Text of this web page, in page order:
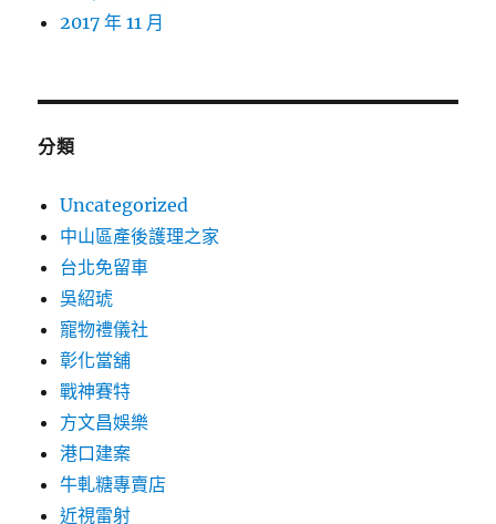
2017 年 11 月
分類
Uncategorized
中山區產後護理之家
台北免留車
吳紹琥
寵物禮儀社
彰化當舖
戰神賽特
方文昌娛樂
港口建案
牛軋糖專賣店
近視雷射